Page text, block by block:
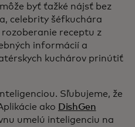
byť ťažké nájsť bez
celebrity šéfkuchára
receptu z
informácií a
kuchárov prinútiť
Sľubujeme, že
ako DishGen
umelú inteligenciu na